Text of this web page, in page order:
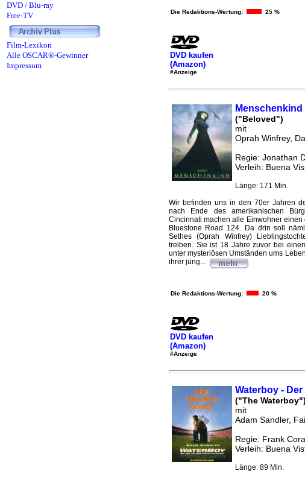
Die Redaktions-Wertung: 25 %
DVD kaufen
(Amazon)
#Anzeige
Menschenkind
("Beloved")
mit
Oprah Winfrey,
Regie: Jonathan
Verleih: Buena
Länge: 171 Min.
Wir befinden uns in den 70er Jahren
nach Ende des amerikanischen
Cincinnati machen alle Einwohner
Bluestone Road 124. Da drin soll
Sethes (Oprah Winfrey)
treiben. Sie ist 18 Jahre zuvor bei
unter mysteriösen Umständen ums
ihrer jüng...
Die Redaktions-Wertung: 20 %
DVD kaufen
(Amazon)
#Anzeige
Waterboy -
("The Waterboy")
mit
Adam Sandler,
Regie: Frank
Verleih: Buena
Länge: 89 Min.
DVD / Blu-ray
Free-TV
Film-Lexikon
Alle OSCAR®-Gewinner
Impressum